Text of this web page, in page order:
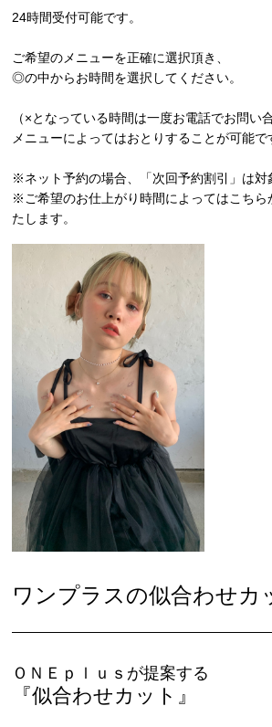
24時間受付可能です。
ご希望のメニューを正確に選択頂き、
◎の中からお時間を選択してください。
（×となっている時間は一度お電話でお問い
メニューによってはおとりすることが可能で
※ネット予約の場合、「次回予約割引」は対
※ご希望のお仕上がり時間によってはこちら
たします。
ワンプラスの似合わせカ
ＯＮＥｐｌｕｓが提案する
『似合わせカット』